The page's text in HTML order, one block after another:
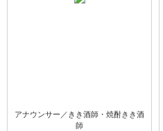
アナウンサー／きき酒師・焼酎きき酒
師